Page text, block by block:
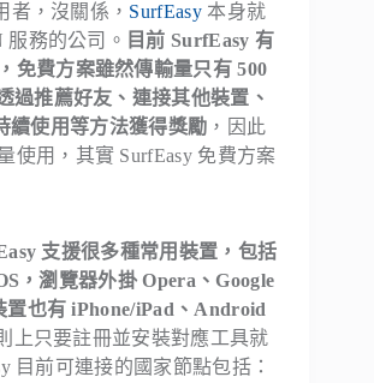
者，沒關係， SurfEasy 本身就
服務的公司。 目前 SurfEasy 有
免費方案雖然傳輸量只有 500
過推薦好友、連接其他裝置、
續使用等方法獲得獎勵 ，因此
使用，其實 SurfEasy 免費方案
支援很多種常用裝置，包括
，瀏覽器外掛 Opera、Google
置也有 iPhone/iPad、Android
上只要註冊並安裝對應工具就
目前可連接的國家節點包括：